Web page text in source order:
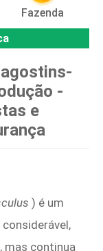
Fazenda
-
e
) é um
mas continua